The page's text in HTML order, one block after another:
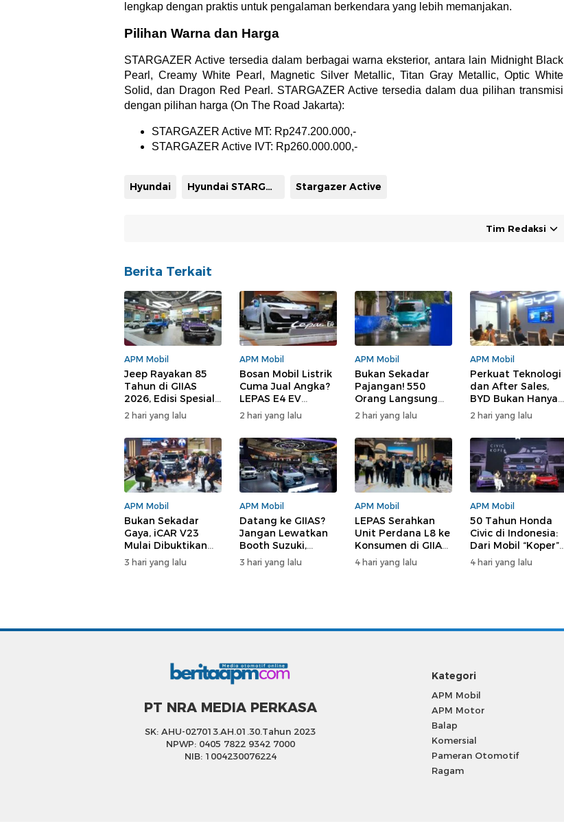
lengkap dengan praktis untuk pengalaman berkendara yang lebih memanjakan.
Pilihan Warna dan Harga
STARGAZER Active tersedia dalam berbagai warna eksterior, antara lain Midnight Black
Pearl, Creamy White Pearl, Magnetic Silver Metallic, Titan Gray Metallic, Optic White
Solid, dan Dragon Red Pearl. STARGAZER Active tersedia dalam dua pilihan transmisi
dengan pilihan harga (On The Road Jakarta):
STARGAZER Active MT: Rp247.200.000,-
STARGAZER Active IVT: Rp260.000.000,-
Hyundai Hyundai STARGAZER Stargazer Active
Tim Redaksi
Berita Terkait
APM Mobil
Jeep Rayakan 85
Tahun di GIIAS
2026, Edisi Spesial
Hingga Diskon
Puluhan Juta
2 hari yang lalu
APM Mobil
Bosan Mobil Listrik
Cuma Jual Angka?
LEPAS E4 EV
Tawarkan Hal
Berbeda
2 hari yang lalu
APM Mobil
Bukan Sekadar
Pajangan! 550
Orang Langsung
Test Drive LEPAS di
GIIAS 2026, Ini yang
Bikin Penasaran
2 hari yang lalu
APM Mobil
Perkuat Teknologi
dan After Sales,
BYD Bukan Hanya
Jual Mobil
2 hari yang lalu
APM Mobil
Bukan Sekadar
Gaya, iCAR V23
Mulai Dibuktikan
Layak Jadi Mobil
Harian
3 hari yang lalu
APM Mobil
Datang ke GIIAS?
Jangan Lewatkan
Booth Suzuki,
Banyak Aktivitas
dan Hiburan
3 hari yang lalu
APM Mobil
LEPAS Serahkan
Unit Perdana L8 ke
Konsumen di GIIAS
2026
4 hari yang lalu
APM Mobil
50 Tahun Honda
Civic di Indonesia:
Dari Mobil “Koper”
hingga Era Hybrid
4 hari yang lalu
PT NRA MEDIA PERKASA
SK: AHU-027013.AH.01.30.Tahun 2023
NPWP: 0405 7822 9342 7000
NIB: 1004230076224
Kategori
APM Mobil
APM Motor
Balap
Komersial
Pameran Otomotif
Ragam